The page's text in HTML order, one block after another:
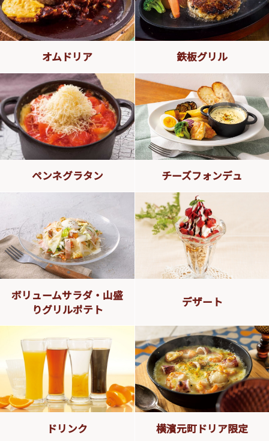
オムドリア 鉄板グリル
ペンネグラタン チーズフォンデュ
ボリュームサラダ・山盛
りグリルポテト
デザート
ドリンク 横濱元町ドリア限定